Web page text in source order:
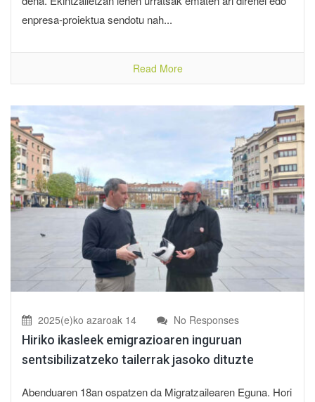
enpresa-proiektua sendotu nah...
Read More
2025(e)ko azaroak 14 No Responses
Hiriko ikasleek emigrazioaren inguruan
sentsibilizatzeko tailerrak jasoko dituzte
Abenduaren 18an ospatzen da Migratzailearen Eguna. Hori